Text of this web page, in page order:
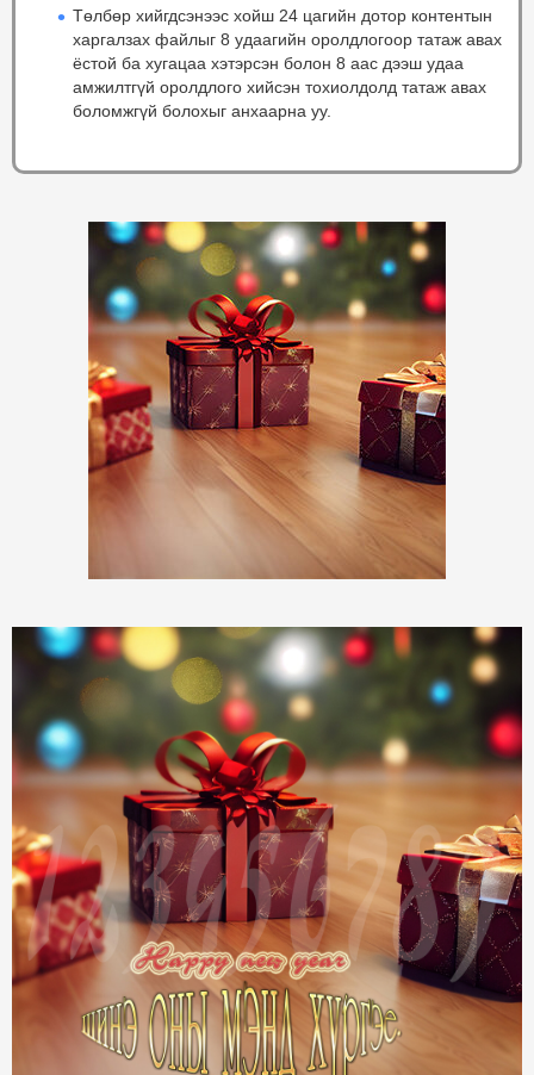
Төлбөр хийгдсэнээс хойш 24 цагийн дотор контентын
харгалзах файлыг 8 удаагийн оролдлогоор татаж авах
ёстой ба хугацаа хэтэрсэн болон 8 аас дээш удаа
амжилтгүй оролдлого хийсэн тохиолдолд татаж авах
боломжгүй болохыг анхаарна уу.